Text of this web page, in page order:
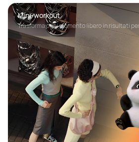
Mini-workout
Trasforma ogni momento libero in risultati